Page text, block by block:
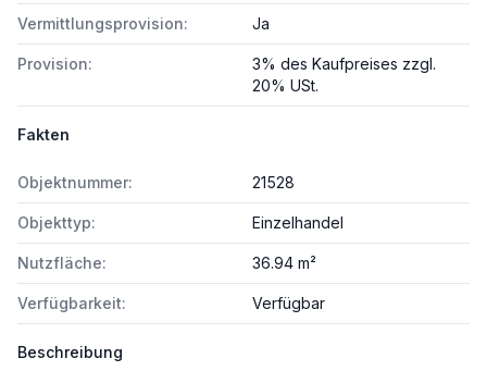
Vermittlungsprovision: Ja
Provision:
3% des Kaufpreises zzgl.
20% USt.
Fakten
Objektnummer: 21528
Objekttyp: Einzelhandel
Nutzfläche: 36.94 m²
Verfügbarkeit: Verfügbar
Beschreibung